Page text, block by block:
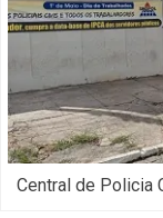
Central de Policia